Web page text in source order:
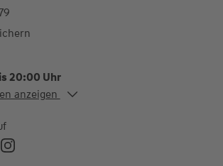
20:00 Uhr
7 - 21 Uhr
anzeigen